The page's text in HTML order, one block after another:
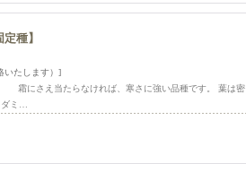
種】
いたします）]
】 霜にさえ当たらなければ、寒さに強い品種です。 葉は密
ミ…